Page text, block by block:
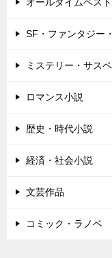
SF・ファンタジー
ミステリー・サス
ロマンス小説
歴史・時代小説
経済・社会小説
文芸作品
コミック・ラノベ